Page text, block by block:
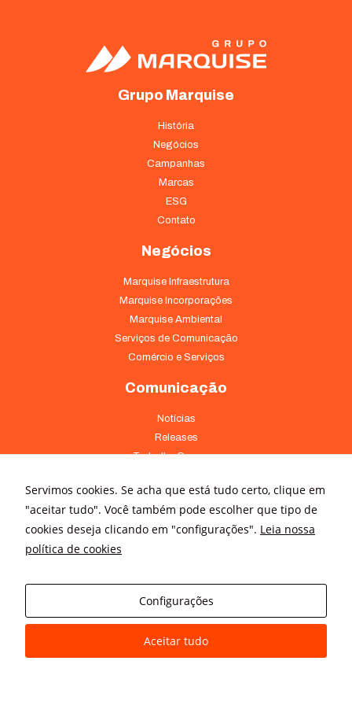
Grupo Marquise
História
Negócios
Campanhas
Marcas
ESG
Contato
Negócios
Marquise Infraestrutura
Marquise Incorporações
Marquise Ambiental
Serviços de Comunicação
Comércio e Serviços
Comunicação
Notícias
Releases
Trabalhe Conosco
Onde Estamos
Av. Pontes Vieira, 1838 - Dionísio Torres Fortaleza - CE 60135-238
(85) 4008-3322 ou 4008-3333
Av Brigadeiro Faria Lima, 3015 – conj. 41 - Jardim Paulistano São
Paulo - SP 01452-000 - (11) 3166-5500
Servimos cookies. Se acha que está tudo certo, clique em
"aceitar tudo". Você também pode escolher que tipo de
cookies deseja clicando em "configurações". Leia nossa
política de cookies
Configurações
Aceitar tudo